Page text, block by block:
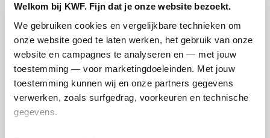
Welkom bij KWF. Fijn dat je onze website bezoekt.
We gebruiken cookies en vergelijkbare technieken om
onze website goed te laten werken, het gebruik van onze
website en campagnes te analyseren en — met jouw
toestemming — voor marketingdoeleinden. Met jouw
toestemming kunnen wij en onze partners gegevens
verwerken, zoals surfgedrag, voorkeuren en technische
gegevens.
Opgehaald
€453 €350
Doneer
Josephine's badges